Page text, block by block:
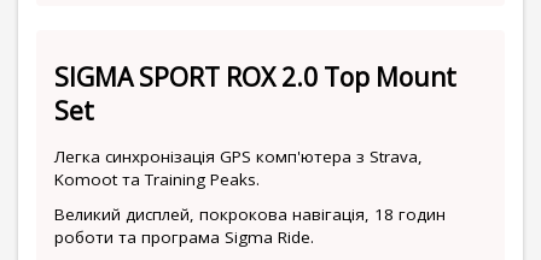
SIGMA SPORT ROX 2.0 Top Mount
Set
Легка синхронізація GPS комп'ютера з Strava,
Komoot та Training Peaks.
Великий дисплей, покрокова навігація, 18 годин
роботи та програма Sigma Ride.